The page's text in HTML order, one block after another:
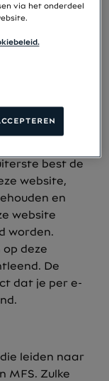
de informatie
of het
toepassing
genoemde
best de
website,
en
website
worden.
deze
De
dat je per e-
leiden naar
MFS. Zulke
via het onderdeel